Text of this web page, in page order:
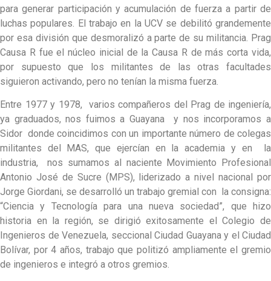
para generar participación y acumulación de fuerza a partir de
luchas populares. El trabajo en la UCV se debilitó grandemente
por esa división que desmoralizó a parte de su militancia. Prag
Causa R fue el núcleo inicial de la Causa R de más corta vida,
por supuesto que los militantes de las otras facultades
siguieron activando, pero no tenían la misma fuerza.
Entre 1977 y 1978, varios compañeros del Prag de ingeniería,
ya graduados, nos fuimos a Guayana y nos incorporamos a
Sidor donde coincidimos con un importante número de colegas
militantes del MAS, que ejercían en la academia y en la
industria, nos sumamos al naciente Movimiento Profesional
Antonio José de Sucre (MPS), liderizado a nivel nacional por
Jorge Giordani, se desarrolló un trabajo gremial con la consigna:
“Ciencia y Tecnología para una nueva sociedad”, que hizo
historia en la región, se dirigió exitosamente el Colegio de
Ingenieros de Venezuela, seccional Ciudad Guayana y el Ciudad
Bolívar, por 4 años, trabajo que politizó ampliamente el gremio
de ingenieros e integró a otros gremios.